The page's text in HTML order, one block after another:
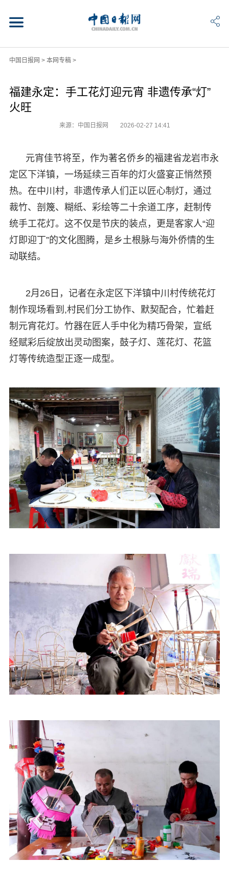
中国日报网 > 本网专稿>
福建永定：手工花灯迎元宵 非遗传承“灯”
火旺
来源：中国日报网 2026-02-27 14:41
元宵佳节将至，作为著名侨乡的福建省龙岩市永
定区下洋镇，一场延续三百年的灯火盛宴正悄然预
热。在中川村，非遗传承人们正以匠心制灯，通过
裁竹、剖篾、糊纸、彩绘等二十余道工序，赶制传
统手工花灯。这不仅是节庆的装点，更是客家人“迎
灯即迎丁”的文化图腾，是乡土根脉与海外侨情的生
动联结。
2月26日，记者在永定区下洋镇中川村传统花灯
制作现场看到,村民们分工协作、默契配合，忙着赶
制元宵花灯。竹器在匠人手中化为精巧骨架，宣纸
经赋彩后绽放出灵动图案，鼓子灯、莲花灯、花篮
灯等传统造型正逐一成型。